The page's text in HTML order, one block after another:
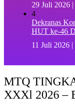
29 Juli 2026
4
Dekranas
HUT ke-46
11 Juli 2026
MTQ
XXXl 2026 –